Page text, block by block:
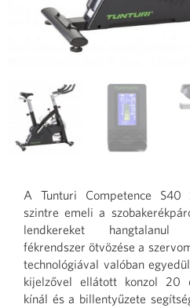
A Tunturi Competence S40
szintre emeli a
lendkereket hangtalanul
fékrendszer ötvözése a
technológiával valóban
kijelzővel ellátott konzol 20
kínál és a billentyűzete